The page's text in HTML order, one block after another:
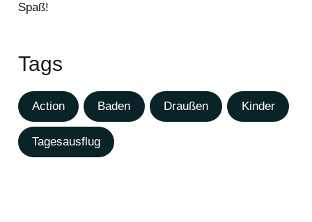
Spaß!
Tags
Action Baden Draußen Kinder
Tagesausflug